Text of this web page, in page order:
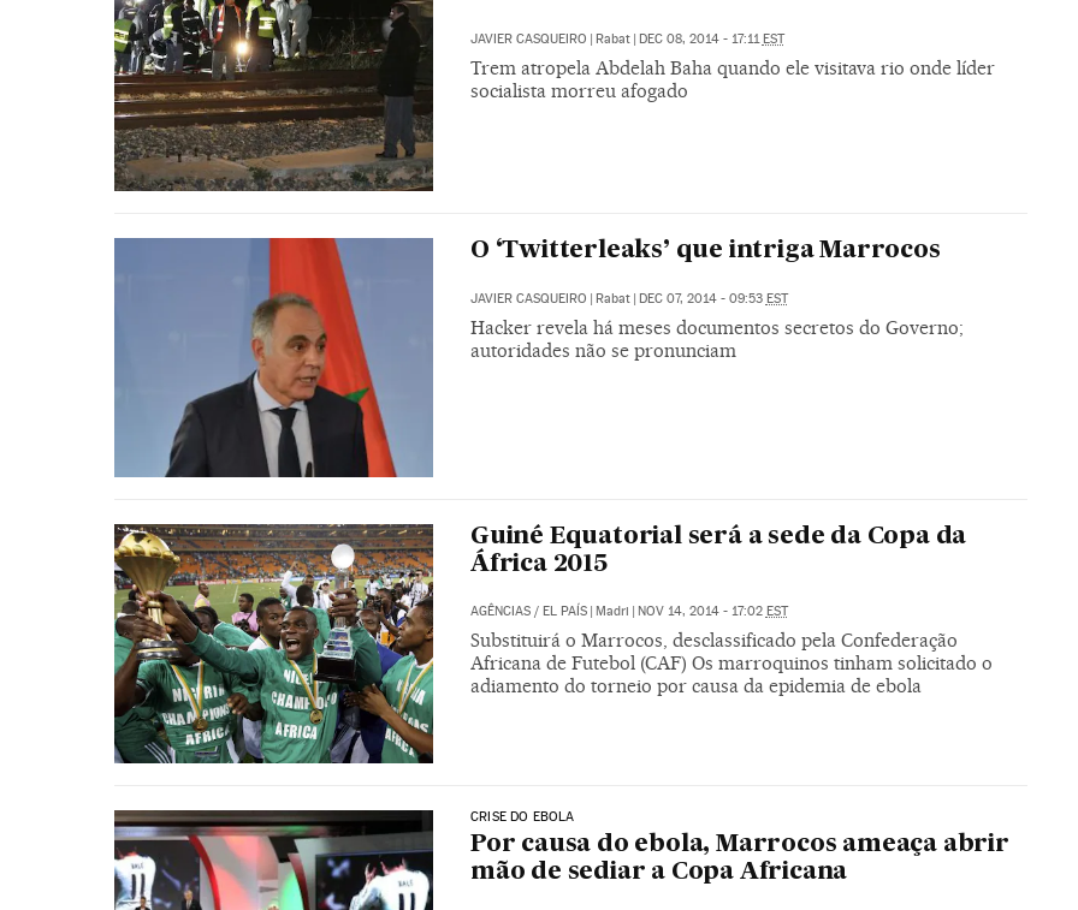
JAVIER CASQUEIRO | Rabat | DEC 08, 2014 - 17:11EST
Trem atropela Abdelah Baha quando ele visitava rio onde líder
socialista morreu afogado
O ‘Twitterleaks’ que intriga Marrocos
JAVIER CASQUEIRO Rabat DEC 07, 2014 - 09:53 EST
Hacker revela há meses documentos secretos do Governo;
autoridades não se pronunciam
Guiné Equatorial será a sede da Copa da
África 2015
AGÊNCIAS/ EL PAÍS | Madri | NOV 14, 2014 - 17:02 EST
Substituirá o Marrocos, desclassificado pela Confederação
Africana de Futebol (CAF) Os marroquinos tinham solicitado o
adiamento do torneio por causa da epidemia de ebola
CRISE DO EBOLA
Por causa do ebola, Marrocos ameaça abrir
mão de sediar a Copa Africana